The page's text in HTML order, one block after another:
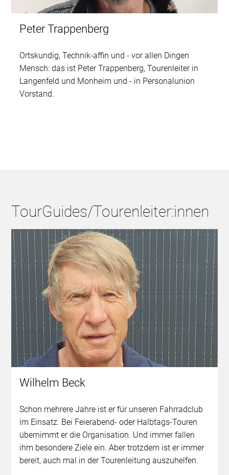
Peter Trappenberg
Ortskundig, Technik-affin und - vor allen Dingen
Mensch: das ist Peter Trappenberg, Tourenleiter in
Langenfeld und Monheim und - in Personalunion
Vorstand.
TourGuides/Tourenleiter:innen
Wilhelm Beck
Schon mehrere Jahre ist er für unseren Fahrradclub
im Einsatz. Bei Feierabend- oder Halbtags-Touren
übernimmt er die Organisation. Und immer fallen
ihm besondere Ziele ein. Aber trotzdem ist er immer
bereit, auch mal in der Tourenleitung auszuhelfen.